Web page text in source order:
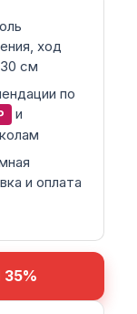
ход
см
по
и
и оплата